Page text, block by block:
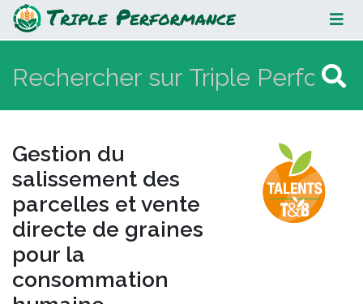
Gestion du salissement des
parcelles et vente directe de
graines pour la consommation
humaine
Gestion du
salissement des
parcelles et vente
directe de graines
pour la
consommation